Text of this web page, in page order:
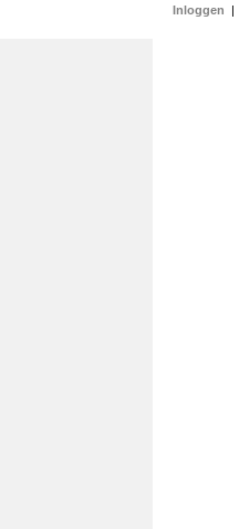
Inloggen |